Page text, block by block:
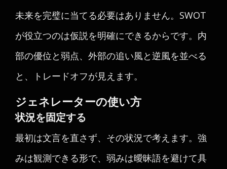
未来を完璧に当てる必要はありません。SWOT
が役立つのは仮説を明確にできるからです。内
部の優位と弱点、外部の追い風と逆風を並べる
と、トレードオフが見えます。
ジェネレーターの使い方
状況を固定する
最初は文言を直さず、その状況で考えます。強
みは観測できる形で、弱みは曖昧語を避けて具